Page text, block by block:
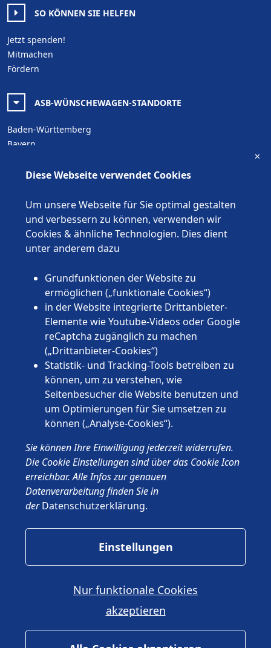
SO KÖNNEN SIE HELFEN
Jetzt spenden!
Mitmachen
Fördern
ASB-WÜNSCHEWAGEN-STANDORTE
Baden-Württemberg
Bayern
Brandenburg
Hamburg
Hessen
Mecklenburg-Vorpommern
Niedersachsen
Rheinland-Pfalz
Sachsen
Sachsen-Anhalt
Schleswig-Holstein
Thüringen
© 2026 Wünschewagen, ein ehrenamtliches Projekt des ASB
Deutschland e.V.
Impressum
Datenschutz
ASB.de
Diese Webseite verwendet Cookies
Um unsere Webseite für Sie optimal gestalten
und verbessern zu können, verwenden wir
Cookies & ähnliche Technologien. Dies dient
unter anderem dazu
Grundfunktionen der Website zu
ermöglichen („funktionale Cookies“)
in der Website integrierte Drittanbieter-
Elemente wie Youtube-Videos oder Google
reCaptcha zugänglich zu machen
(„Drittanbieter-Cookies“)
Statistik- und Tracking-Tools betreiben zu
können, um zu verstehen, wie
Seitenbesucher die Website benutzen und
um Optimierungen für Sie umsetzen zu
können („Analyse-Cookies“).
Sie können Ihre Einwilligung jederzeit widerrufen.
Die Cookie Einstellungen sind über das Cookie Icon
erreichbar. Alle Infos zur genauen
Datenverarbeitung finden Sie in
der Datenschutzerklärung.
✕
Einstellungen
Nur funktionale Cookies
akzeptieren